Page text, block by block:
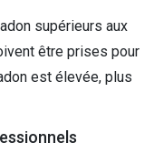
supérieurs aux
être prises pour
est élevée, plus